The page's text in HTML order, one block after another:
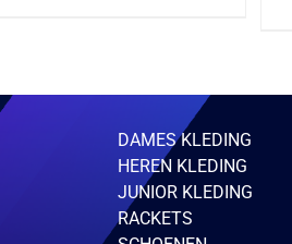
DAMES KLEDING
HEREN KLEDING
JUNIOR KLEDING
RACKETS